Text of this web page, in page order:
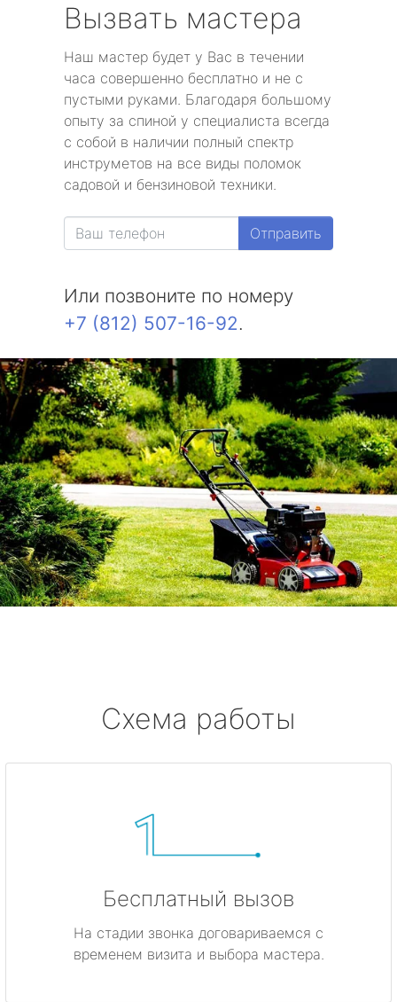
Вызвать мастера
Наш мастер будет у Вас в течении
часа совершенно бесплатно и не с
пустыми руками. Благодаря большому
опыту за спиной у специалиста всегда
с собой в наличии полный спектр
инструметов на все виды поломок
садовой и бензиновой техники.
Отправить
Или позвоните по номеру
+7 (812) 507-16-92.
Схема работы
Бесплатный вызов
На стадии звонка договариваемся с
временем визита и выбора мастера.